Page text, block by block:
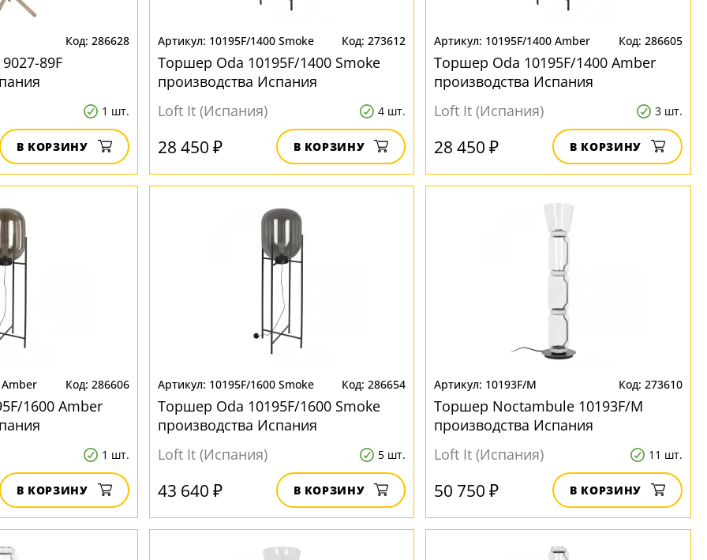
286628
89F
1 шт.
В КОРЗИНУ
10195F/1400 Smoke 273612
Торшер Oda 10195F/1400 Smoke
производства Испания
Loft It (Испания)
4 шт.
28 450 ₽ В КОРЗИНУ
10195F/1400 Amber 286605
Торшер Oda 10195F/1400 Amber
производства Испания
Loft It (Испания)
3 шт.
28 450 ₽ В КОРЗИНУ
Amber 286606
1600 Amber
1 шт.
В КОРЗИНУ
10195F/1600 Smoke 286654
Торшер Oda 10195F/1600 Smoke
производства Испания
Loft It (Испания)
5 шт.
43 640 ₽ В КОРЗИНУ
10193F/M 273610
Торшер Noctambule 10193F/M
производства Испания
Loft It (Испания)
11 шт.
50 750 ₽ В КОРЗИНУ